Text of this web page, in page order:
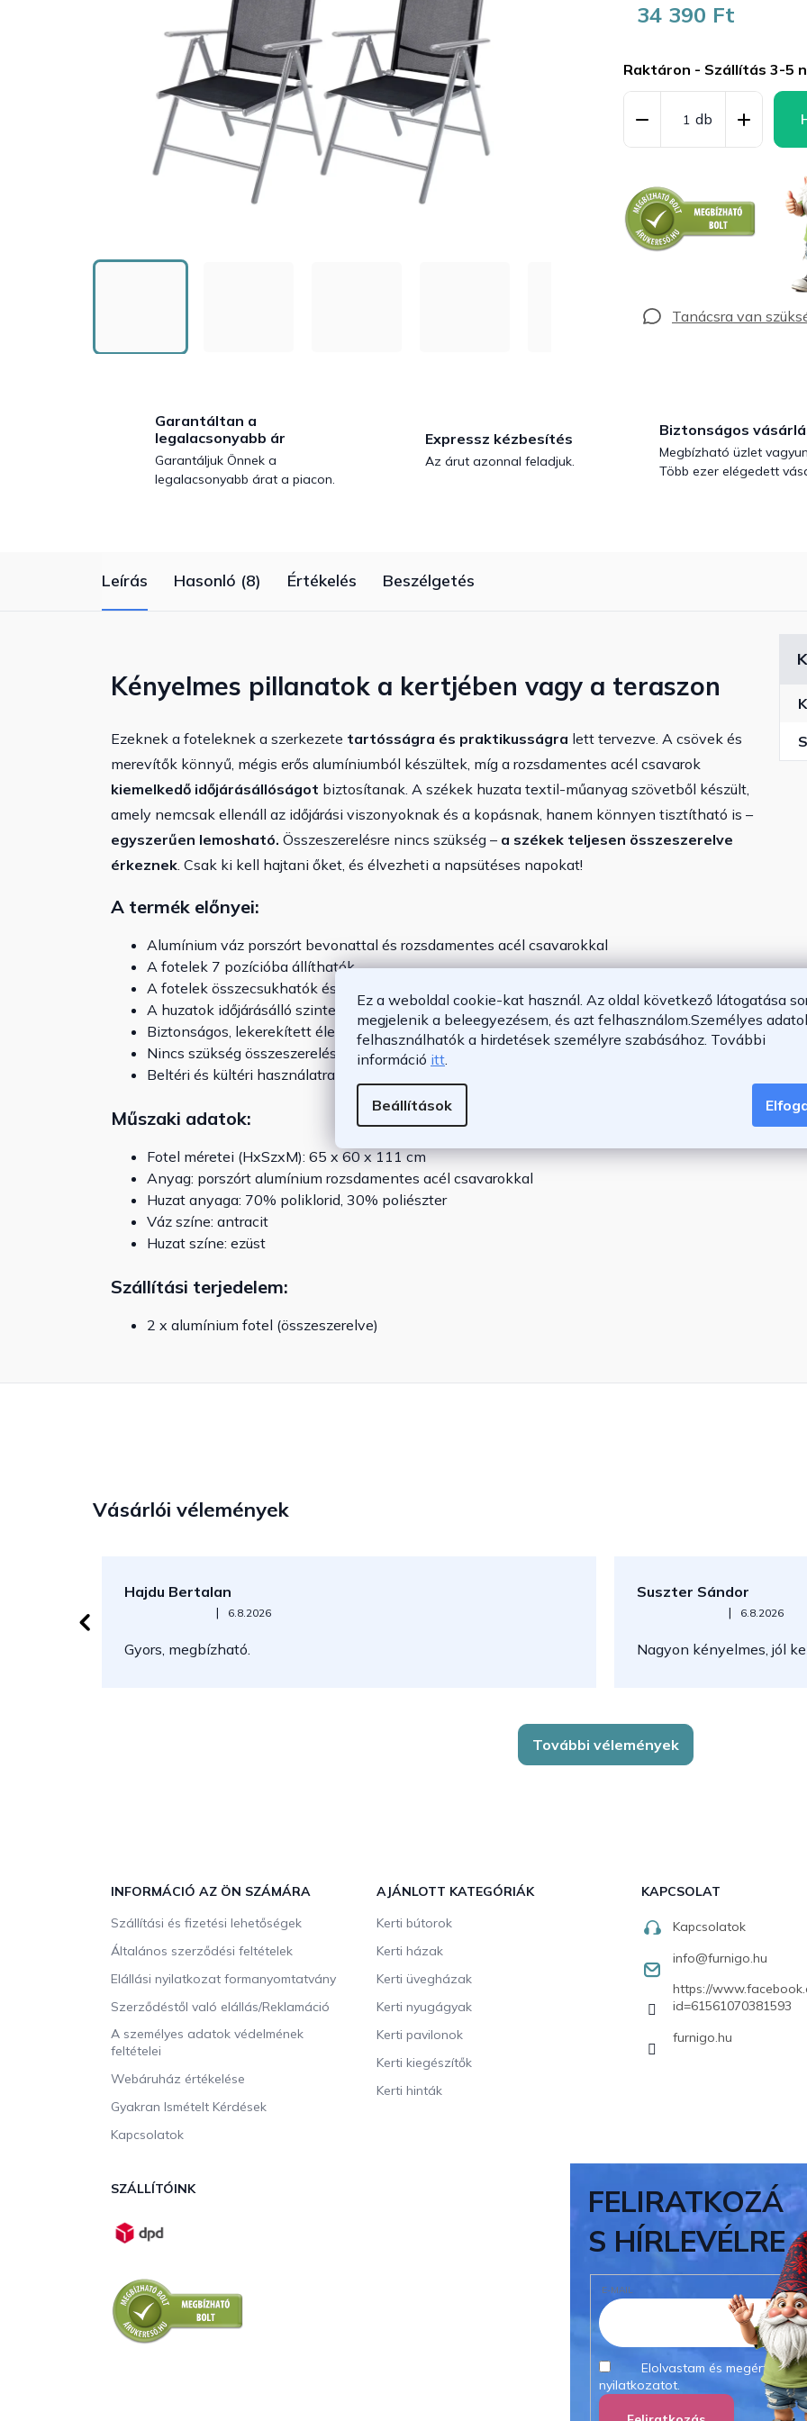
Ez a weboldal cookie-kat használ. Az oldal következő látogatása
megjelenik a beleegyezésem, és azt felhasználom. Személyes
felhasználhatók a hirdetések személyre szabásához. További
információ itt
Beállítások
34 390 Ft
Raktáron - Szállítás 3-5
Garantáltan a
legalacsonyabb ár
Garantáljuk Önnek a
legalacsonyabb árat a piacon.
Expressz kézbesítés
Az árut azonnal feladjuk.
Biztonságos
Megbízható üzlet
Több ezer elégedett
Leírás Hasonló (8) Értékelés Beszélgetés
Kényelmes pillanatok a kertjében vagy a teraszon
Ezeknek a foteleknek a szerkezete tartósságra és praktikusságra lett tervezve. A csövek és
merevítők könnyű, mégis erős alumíniumból készültek, míg a rozsdamentes acél csavarok
kiemelkedő időjárásállóságot biztosítanak. A székek huzata textil-műanyag szövetből készült,
amely nemcsak ellenáll az időjárási viszonyoknak és a kopásnak, hanem könnyen tisztítható is –
egyszerűen lemosható. Összeszerelésre nincs szükség – a székek teljesen összeszerelve
érkeznek. Csak ki kell hajtani őket, és élvezheti a napsütéses napokat!
A termék előnyei:
Alumínium váz porszórt bevonattal és rozsdamentes acél csavarokkal
A fotelek 7 pozícióba állíthatók
A fotelek összecsukhatók és helytakarékosan tárolhatók
A huzatok időjárásálló szintetikus textilből készültek
Biztonságos, lekerekített élek
Nincs szükség összeszerelésre, a fotelek már összeszerelve érkeznek
Beltéri és kültéri használatra egyaránt alkalmas
Műszaki adatok:
Fotel méretei (HxSzxM): 65 x 60 x 111 cm
Anyag: porszórt alumínium rozsdamentes acél csavarokkal
Huzat anyaga: 70% poliklorid, 30% poliészter
Váz színe: antracit
Huzat színe: ezüst
Szállítási terjedelem:
2 x alumínium fotel (összeszerelve)
Vásárlói vélemények
Hajdu Bertalan
Az áruház értékelése 5-ből 5 csillag.
| 6.8.2026
Gyors, megbízható.
Suszter Sándor
Az áruház értékelése 5-ből
| 6.8.2026
Nagyon kényelmes, jól
További vélemények
INFORMÁCIÓ AZ ÖN SZÁMÁRA
Szállítási és fizetési lehetőségek
Általános szerződési feltételek
Elállási nyilatkozat formanyomtatvány
Szerződéstől való elállás/Reklamáció
A személyes adatok védelmének
feltételei
Webáruház értékelése
Gyakran Ismételt Kérdések
Kapcsolatok
AJÁNLOTT KATEGÓRIÁK
Kerti bútorok
Kerti házak
Kerti üvegházak
Kerti nyugágyak
Kerti pavilonok
Kerti kiegészítők
Kerti hinták
KAPCSOLAT
Kapcsolatok
info@furnigo.hu
https://
id=61561070381593
furnigo.hu
SZÁLLÍTÓINK
FELIRATKOZÁ
S HÍRLEVÉLRE
E-MAIL
Elolvastam és
nyilatkozatot.